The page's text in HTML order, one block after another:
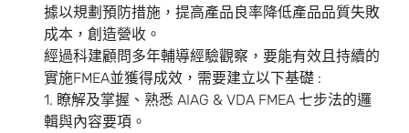
據以規劃預防措施，提高產品良率降低產品品質失敗
成本，創造營收。
經過科建顧問多年輔導經驗觀察，要能有效且持續的
實施FMEA並獲得成效，需要建立以下基礎 :
1. 瞭解及掌握、熟悉 AIAG & VDA FMEA 七步法的邏
輯與內容要項。